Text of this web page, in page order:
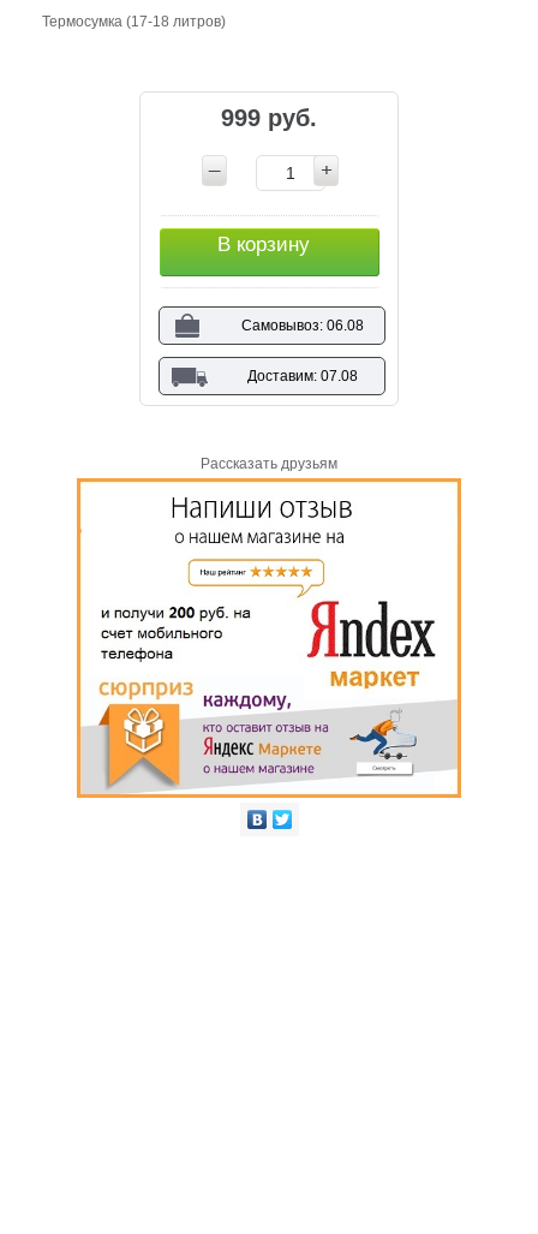
Термосумка (17-18 литров)
999 руб.
В корзину
Самовывоз: 06.08
Доставим: 07.08
Рассказать друзьям